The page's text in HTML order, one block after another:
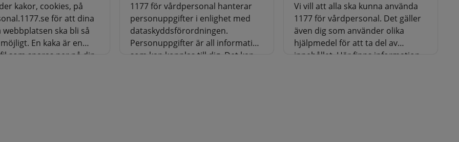
kakor, cookies, på
för att dina
webbplatsen ska bli så
En kaka är en
som sparas ner på din
1177 för vårdpersonal hanterar
personuppgifter i enlighet med
dataskyddsförordningen.
Personuppgifter är all information
som kan kopplas till dig. Det kan
Vi vill att alla ska kunna använda
1177 för vårdpersonal. Det gäller
även dig som använder olika
hjälpmedel för att ta del av
innehållet. Här finns information